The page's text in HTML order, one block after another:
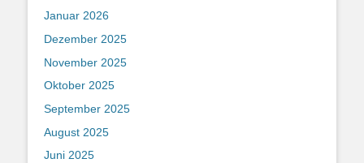
Januar 2026
Dezember 2025
November 2025
Oktober 2025
September 2025
August 2025
Juni 2025